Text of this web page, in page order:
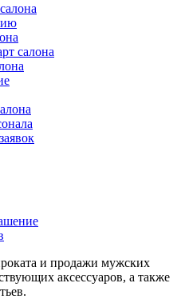
салона
и продажи мужских
аксессуаров, а также